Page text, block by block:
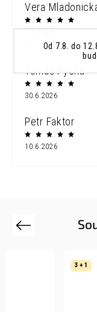
Od 7.8. do
Vera
Tomáš Pýcha
30.6.2026
Petr Faktor
10.6.2026
Previous
3 + 1